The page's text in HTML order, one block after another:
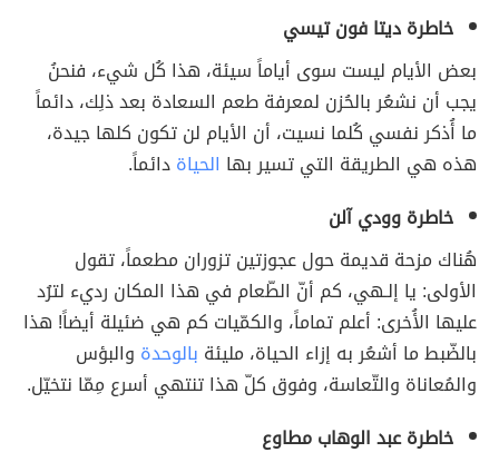
خاطرة ديتا فون تيسي
بعض الأيام ليست سوى أياماً سيئة، هذا كُل شيء، فنحنُ
يجب أن نشعُر بالحُزن لمعرفة طعم السعادة بعد ذلِك، دائماً
ما أُذكر نفسي كُلما نسيت، أن الأيام لن تكون كلها جيدة،
هذه هي الطريقة التي تسير بها الحياةدائماً.
خاطرة وودي آلن
هُناك مزحة قديمة حول عجوزتين تزوران مطعماً، تقول
الأولى: يا إلـهي، كم أنّ الطّعام في هذا المكان رديء لترُد
عليها الأُخرى: أعلم تماماً، والكمّيات كم هي ضئيلة أيضاً! هذا
بالضّبط ما أشعُر به إزاء الحياة، مليئة بالوحدة والبؤس
والمُعاناة والتّعاسة، وفوق كلّ هذا تنتهي أسرع مِمّا نتخيّل.
خاطرة عبد الوهاب مطاوع